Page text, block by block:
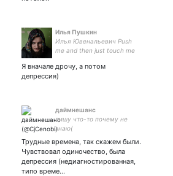
Илья Пушкин
Илья Ювенальевич Push
me and then just touch me
satisfaction
Я вначале дрочу, а потом
депрессия)
даймнешанс
пишу что-то почему не
знаю(
Трудные времена, так скажем были.
Чувствовал одиночество, была
депрессия (недиагностированная,
типо време…